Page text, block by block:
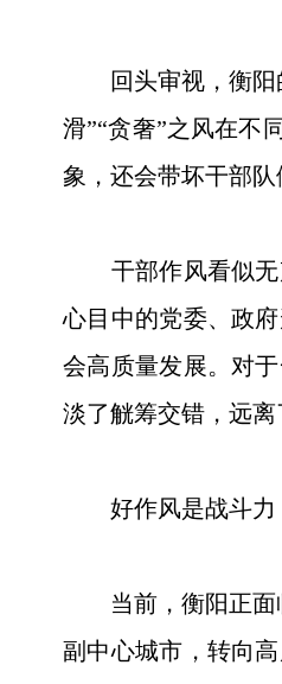
回头审视，衡阳的
滑”“贪奢”之风在不
象，还会带坏干部队
干部作风看似无声
心目中的党委、政
会高质量发展。对
淡了觥筹交错，远
好作风是战斗力
当前，衡阳正面临
副中心城市，转向